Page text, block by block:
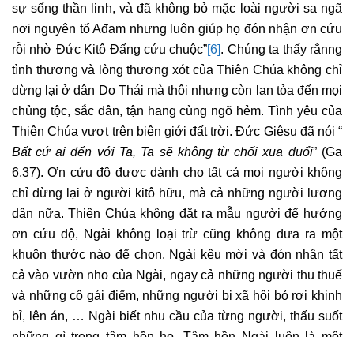
sự sống thần linh, và đã không bỏ mặc loài người sa ngã
nơi nguyên tổ Ađam nhưng luôn giúp họ đón nhận ơn cứu
rỗi nhờ Đức Kitô Đấng cứu chuộc”[6]. Chúng ta thấy rằnng
tình thương và lòng thương xót của Thiên Chúa không chỉ
dừng lại ở dân Do Thái mà thôi nhưng còn lan tỏa đến mọi
chủng tộc, sắc dân, tận hang cùng ngõ hẻm. Tình yêu của
Thiên Chúa vượt trên biên giới đất trời. Đức Giêsu đã nói “
Bất cứ ai đến với Ta, Ta sẽ không từ chối xua đuổi” (Ga
6,37). Ơn cứu độ được dành cho tất cả mọi người không
chỉ dừng lại ở người kitô hữu, mà cả những người lương
dân nữa. Thiên Chúa không đặt ra mẫu người để hưởng
ơn cứu độ, Ngài không loại trừ cũng không đưa ra một
khuôn thước nào để chọn. Ngài kêu mời và đón nhận tất
cả vào vườn nho của Ngài, ngay cả những người thu thuế
và những cô gái điếm, những người bị xã hội bỏ rơi khinh
bỉ, lên án, … Ngài biết nhu cầu của từng người, thấu suốt